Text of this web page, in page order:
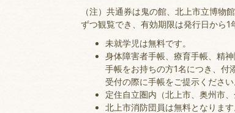
（注）共通券は鬼の館、北上市立博物
ずつ観覧でき、有効期限は発行日から1
未就学児は無料です。
身体障害者手帳、療育手帳、精
手帳をお持ちの方1名につき、付
受付の際に手帳をご提示くださ
定住自立圏内（北上市、奥州市
北上市消防団員は無料となります